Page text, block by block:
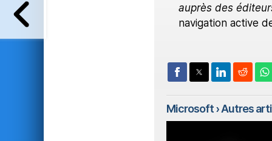
auprès des
navigation active
Microsoft› Autres